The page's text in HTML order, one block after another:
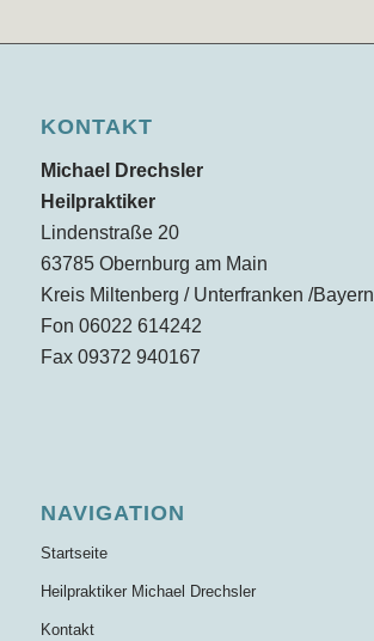
KONTAKT
Michael Drechsler
Heilpraktiker
Lindenstraße 20
63785 Obernburg am Main
Kreis Miltenberg / Unterfranken /Bayern
Fon 06022 614242
Fax 09372 940167
NAVIGATION
Startseite
Heilpraktiker Michael Drechsler
Kontakt